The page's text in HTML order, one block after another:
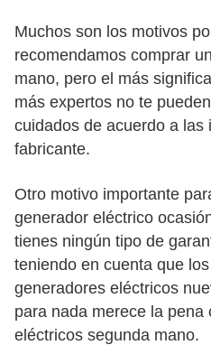
Muchos son los motivos
recomendamos comprar
mano, pero el más
más expertos no te
cuidados de acuerdo a las
fabricante.
Otro motivo importante
generador eléctrico
tienes ningún tipo de
teniendo en cuenta que
generadores eléctricos
para nada merece la pena
eléctricos segunda mano.